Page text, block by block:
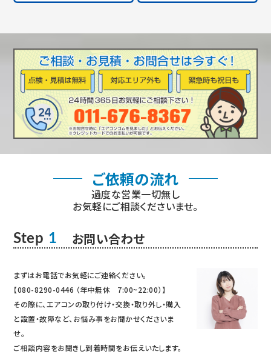
ご依頼の流れ
過度な営業一切無し
お気軽にご相談くださいませ。
Step 1 お問い合わせ
まずはお電話でお気軽にご連絡ください。
【080-8290-0446 （年中無休 7:00~22:00）】
その際に、エアコンの取り付け・交換・取り外し・購入
と設置・故障など、お悩み事をお聞かせくださいま
せ。
ご相談内容をお聞きし到着時間をお伝えいたします。